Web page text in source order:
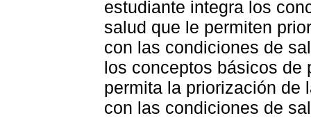
estudiante integra los
salud que le permiten
con las condiciones de
los conceptos básicos de
permita la priorización de
con las condiciones de